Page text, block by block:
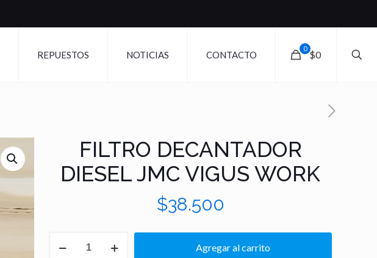
REPUESTOS NOTICIAS CONTACTO
0
$0
FILTRO DECANTADOR
DIESEL JMC VIGUS WORK
$38.500
Agregar al carrito